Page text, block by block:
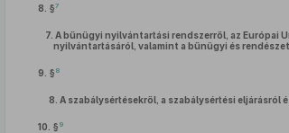
8. §7
7. A bűnügyi nyilvántartási rendszerről, az Európai
nyilvántartásáról, valamint a bűnügyi és
9. § 8
8. A szabálysértésekről, a szabálysértési eljárásról
10. § 9